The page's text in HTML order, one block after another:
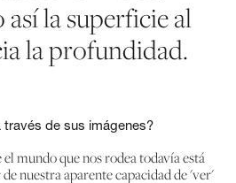
la superficie al
la profundidad.
través de sus imágenes?
el mundo que nos rodea todavía está
nuestra aparente capacidad de 'ver'